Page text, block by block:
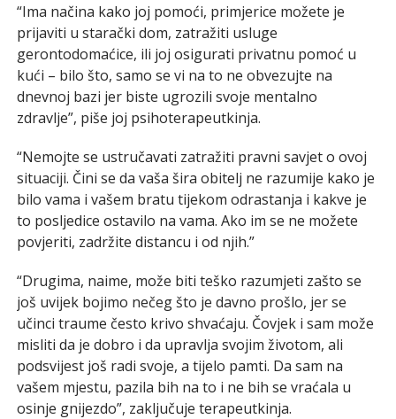
“Ima načina kako joj pomoći, primjerice možete je
prijaviti u starački dom, zatražiti usluge
gerontodomaćice, ili joj osigurati privatnu pomoć u
kući – bilo što, samo se vi na to ne obvezujte na
dnevnoj bazi jer biste ugrozili svoje mentalno
zdravlje”, piše joj psihoterapeutkinja.
“Nemojte se ustručavati zatražiti pravni savjet o ovoj
situaciji. Čini se da vaša šira obitelj ne razumije kako je
bilo vama i vašem bratu tijekom odrastanja i kakve je
to posljedice ostavilo na vama. Ako im se ne možete
povjeriti, zadržite distancu i od njih.”
“Drugima, naime, može biti teško razumjeti zašto se
još uvijek bojimo nečeg što je davno prošlo, jer se
učinci traume često krivo shvaćaju. Čovjek i sam može
misliti da je dobro i da upravlja svojim životom, ali
podsvijest još radi svoje, a tijelo pamti. Da sam na
vašem mjestu, pazila bih na to i ne bih se vraćala u
osinje gnijezdo”, zaključuje terapeutkinja.